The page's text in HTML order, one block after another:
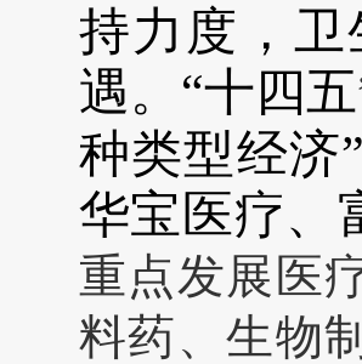
持力度，
遇。 “十四五
种类型经济
华宝医疗、
重点发展医
料药、生物